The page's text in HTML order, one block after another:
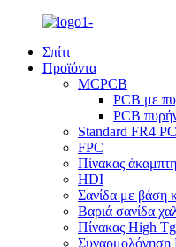
Σπίτι
Προϊόντα
MCPCB
PCB με
PCB
Standard FR4
FPC
Πίνακας
HDI
Σανίδα με βάση
Βαριά σανίδα
Πίνακας High Tg
Συναρμολόγηση